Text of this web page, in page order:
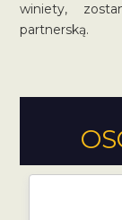
winiety,
partnerską.